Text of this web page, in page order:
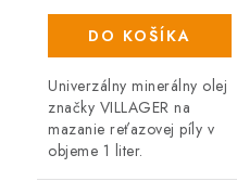
DO KOŠÍKA
Univerzálny minerálny olej
značky VILLAGER na
mazanie reťazovej píly v
objeme 1 liter.